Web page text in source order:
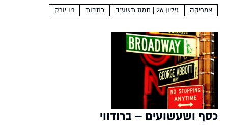
הזרמים ותתי הזרמים הרבים שנוצרו בה ב-150 השנים
אמריקה גיליון 26 | תמוז תשע"ב כתבות ניו יורק
כסף ושעשועים – ברודווי